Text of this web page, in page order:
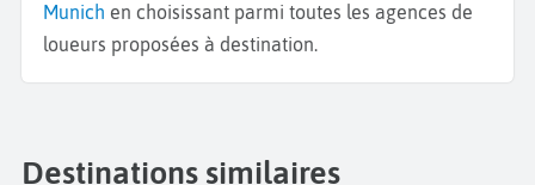
Munich en choisissant parmi toutes les agences de
loueurs proposées à destination.
Destinations similaires